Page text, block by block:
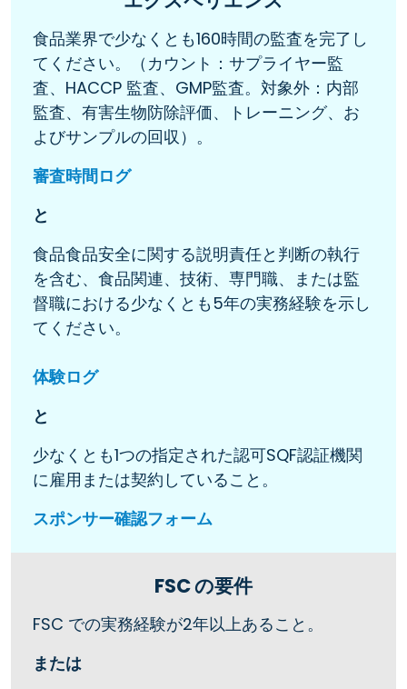
食品業界で少なくとも160時間の監査を完了し
てください。（カウント：サプライヤー監
査、HACCP 監査、GMP監査。対象外：内部
監査、有害生物防除評価、トレーニング、お
よびサンプルの回収）。
審査時間ログ
と
食品食品安全に関する説明責任と判断の執行
を含む、食品関連、技術、専門職、または監
督職における少なくとも5年の実務経験を示し
てください。
体験ログ
と
少なくとも1つの指定された認可SQF認証機関
に雇用または契約していること。
スポンサー確認フォーム
FSC の要件
FSC での実務経験が2年以上あること。
または